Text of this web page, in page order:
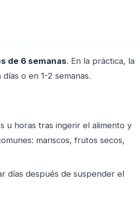
de 6 semanas. En la práctica, la
o en 1-2 semanas.
u horas tras ingerir el alimento y
mariscos, frutos secos,
días después de suspender el